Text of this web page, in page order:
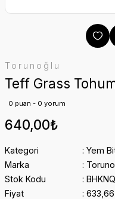
Torunoğlu
Teff Grass
0 puan - 0 yorum
640,00₺
Kategori
Yem
Marka
Stok Kodu
Fiyat